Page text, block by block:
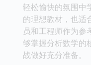
轻松愉快的氛围中
的理想教材，也适
员和工程师作为参
够掌握分析数学的
战做好充分准备。